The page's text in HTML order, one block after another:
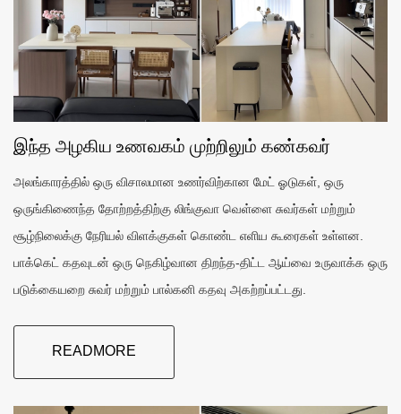
இந்த அழகிய உணவகம் முற்றிலும் கண்கவர்
அலங்காரத்தில் ஒரு விசாலமான உணர்விற்கான மேட் ஓடுகள், ஒரு
ஒருங்கிணைந்த தோற்றத்திற்கு லிங்குவா வெள்ளை சுவர்கள் மற்றும்
சூழ்நிலைக்கு நேரியல் விளக்குகள் கொண்ட எளிய கூரைகள் உள்ளன.
பாக்கெட் கதவுடன் ஒரு நெகிழ்வான திறந்த-திட்ட ஆய்வை உருவாக்க ஒரு
படுக்கையறை சுவர் மற்றும் பால்கனி கதவு அகற்றப்பட்டது.
READMORE